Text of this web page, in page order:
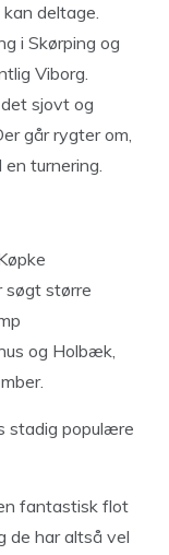
deltage.
i Skørping og
Viborg.
sjovt og
går rygter om,
turnering.
søgt større
og Holbæk,
stadig populære
fantastisk flot
de har altså vel